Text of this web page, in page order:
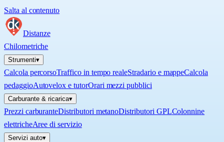
Salta al contenuto
Distanze
Chilometriche
Strumenti▾
Calcola percorsoTraffico in tempo realeStradario e mappeCalcola
pedaggioAutovelox e tutorOrari mezzi pubblici
Carburante & ricarica▾
Prezzi carburanteDistributori metanoDistributori GPLColonnine
elettricheAree di servizio
Servizi auto▾